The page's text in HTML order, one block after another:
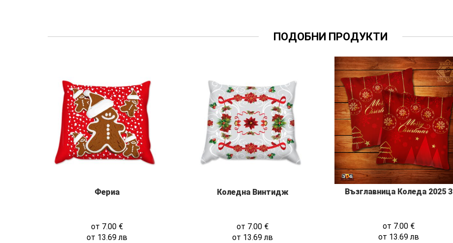
ПОДОБНИ ПРОДУКТИ
Фериа
от 7.00 €
от 13.69лв
Коледна Винтидж
от 7.00 €
от 13.69лв
Възглавница Коледа 2025 3
от 7.00 €
от 13.69лв